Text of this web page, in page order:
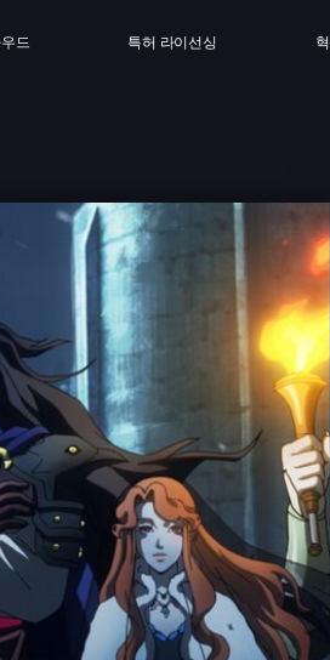
드 특허 라이선싱